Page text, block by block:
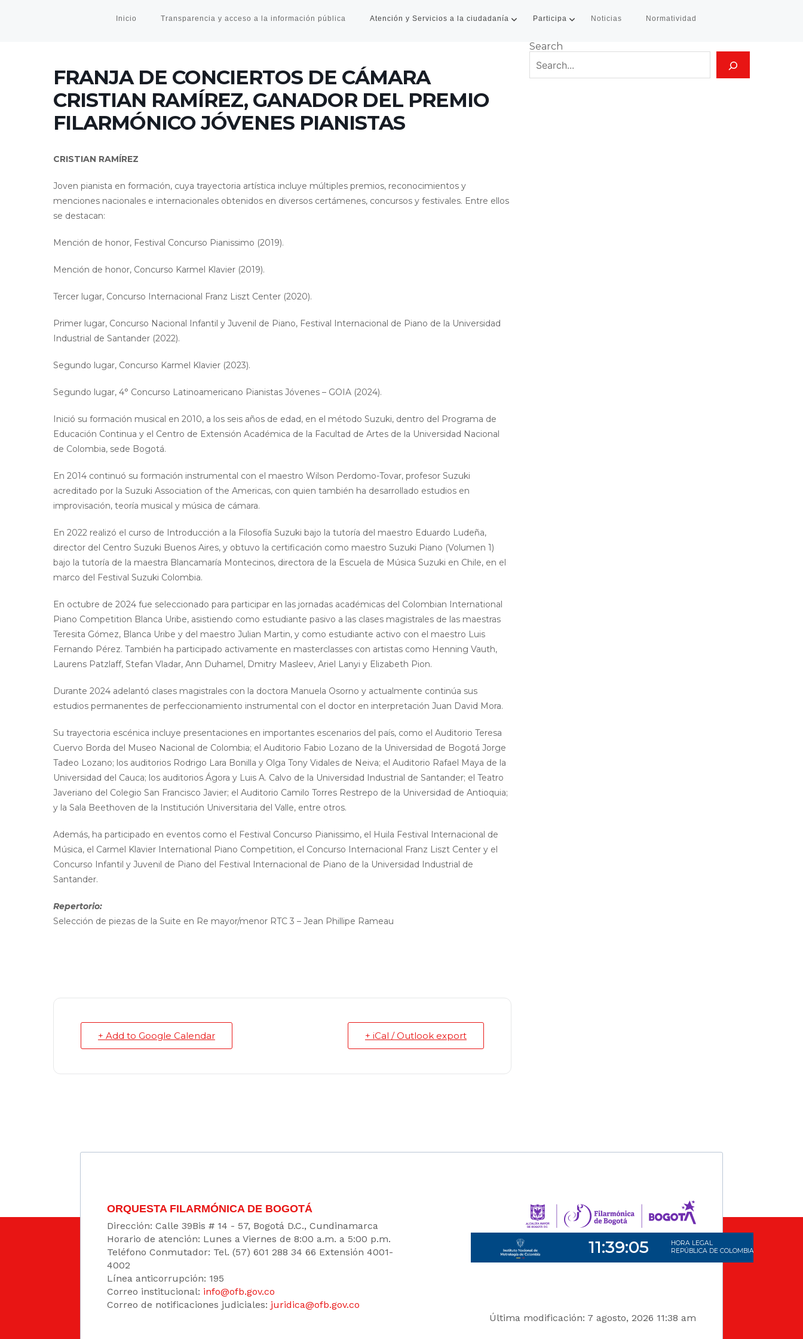
Inicio Transparencia y acceso a la información pública Atención y Servicios a la ciudadanía Participa Noticias Normatividad
FRANJA DE CONCIERTOS DE CÁMARA
CRISTIAN RAMÍREZ, GANADOR DEL PREMIO
FILARMÓNICO JÓVENES PIANISTAS
CRISTIAN RAMÍREZ
Joven pianista en formación, cuya trayectoria artística incluye múltiples premios, reconocimientos y
menciones nacionales e internacionales obtenidos en diversos certámenes, concursos y festivales. Entre ellos
se destacan:
Mención de honor, Festival Concurso Pianissimo (2019).
Mención de honor, Concurso Karmel Klavier (2019).
Tercer lugar, Concurso Internacional Franz Liszt Center (2020).
Primer lugar, Concurso Nacional Infantil y Juvenil de Piano, Festival Internacional de Piano de la Universidad
Industrial de Santander (2022).
Segundo lugar, Concurso Karmel Klavier (2023).
Segundo lugar, 4° Concurso Latinoamericano Pianistas Jóvenes – GOIA (2024).
Inició su formación musical en 2010, a los seis años de edad, en el método Suzuki, dentro del Programa de
Educación Continua y el Centro de Extensión Académica de la Facultad de Artes de la Universidad Nacional
de Colombia, sede Bogotá.
En 2014 continuó su formación instrumental con el maestro Wilson Perdomo-Tovar, profesor Suzuki
acreditado por la Suzuki Association of the Americas, con quien también ha desarrollado estudios en
improvisación, teoría musical y música de cámara.
En 2022 realizó el curso de Introducción a la Filosofía Suzuki bajo la tutoría del maestro Eduardo Ludeña,
director del Centro Suzuki Buenos Aires, y obtuvo la certificación como maestro Suzuki Piano (Volumen 1)
bajo la tutoría de la maestra Blancamaría Montecinos, directora de la Escuela de Música Suzuki en Chile, en el
marco del Festival Suzuki Colombia.
En octubre de 2024 fue seleccionado para participar en las jornadas académicas del Colombian International
Piano Competition Blanca Uribe, asistiendo como estudiante pasivo a las clases magistrales de las maestras
Teresita Gómez, Blanca Uribe y del maestro Julian Martin, y como estudiante activo con el maestro Luis
Fernando Pérez. También ha participado activamente en masterclasses con artistas como Henning Vauth,
Laurens Patzlaff, Stefan Vladar, Ann Duhamel, Dmitry Masleev, Ariel Lanyi y Elizabeth Pion.
Durante 2024 adelantó clases magistrales con la doctora Manuela Osorno y actualmente continúa sus
estudios permanentes de perfeccionamiento instrumental con el doctor en interpretación Juan David Mora.
Su trayectoria escénica incluye presentaciones en importantes escenarios del país, como el Auditorio Teresa
Cuervo Borda del Museo Nacional de Colombia; el Auditorio Fabio Lozano de la Universidad de Bogotá Jorge
Tadeo Lozano; los auditorios Rodrigo Lara Bonilla y Olga Tony Vidales de Neiva; el Auditorio Rafael Maya de la
Universidad del Cauca; los auditorios Ágora y Luis A. Calvo de la Universidad Industrial de Santander; el Teatro
Javeriano del Colegio San Francisco Javier; el Auditorio Camilo Torres Restrepo de la Universidad de Antioquia;
y la Sala Beethoven de la Institución Universitaria del Valle, entre otros.
Además, ha participado en eventos como el Festival Concurso Pianissimo, el Huila Festival Internacional de
Música, el Carmel Klavier International Piano Competition, el Concurso Internacional Franz Liszt Center y el
Concurso Infantil y Juvenil de Piano del Festival Internacional de Piano de la Universidad Industrial de
Santander.
Repertorio:
Selección de piezas de la Suite en Re mayor/menor RTC 3 – Jean Phillipe Rameau
+ Add to Google Calendar + iCal / Outlook export
Search
ORQUESTA FILARMÓNICA DE BOGOTÁ
Dirección: Calle 39Bis # 14 - 57, Bogotá D.C., Cundinamarca
Horario de atención: Lunes a Viernes de 8:00 a.m. a 5:00 p.m.
Teléfono Conmutador: Tel. (57) 601 288 34 66 Extensión 4001-
4002
Línea anticorrupción: 195
Correo institucional: info@ofb.gov.co
Correo de notificaciones judiciales: juridica@ofb.gov.co
Última modificación: 7 agosto, 2026 11:38 am